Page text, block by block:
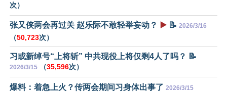
次）
张又侠两会再过关 赵乐际不敢轻举妄动？ ▶️ 📝 2026/3/16
（50,723次）
习或新绰号“上将斩” 中共现役上将仅剩4人了吗？ 📝
2026/3/15 （35,596次）
爆料：着急上火？传两会期间习身体出事了 2026/3/15